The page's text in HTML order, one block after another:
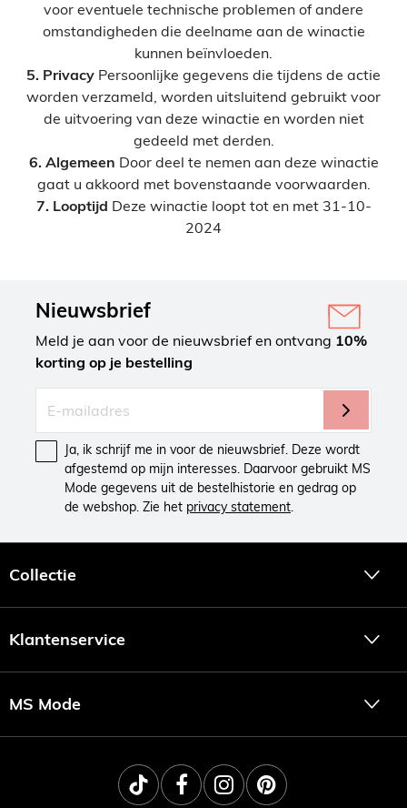
voor eventuele technische problemen of andere
omstandigheden die deelname aan de winactie
kunnen beïnvloeden.
5. Privacy Persoonlijke gegevens die tijdens de actie
worden verzameld, worden uitsluitend gebruikt voor
de uitvoering van deze winactie en worden niet
gedeeld met derden.
6. Algemeen Door deel te nemen aan deze winactie
gaat u akkoord met bovenstaande voorwaarden.
7. Looptijd Deze winactie loopt tot en met 31-10-
2024
Nieuwsbrief
Meld je aan voor de nieuwsbrief en ontvang 10%
korting op je bestelling
Ja, ik schrijf me in voor de nieuwsbrief. Deze wordt
afgestemd op mijn interesses. Daarvoor gebruikt MS
Mode gegevens uit de bestelhistorie en gedrag op
de webshop. Zie het privacy statement
Collectie
Klantenservice
MS Mode